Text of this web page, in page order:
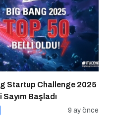
Startup Challenge 2025
Sayım Başladı
9 ay önce